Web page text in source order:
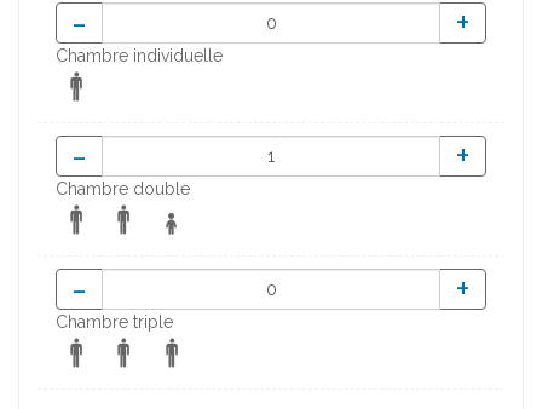
- +
Chambre individuelle
- +
Chambre double
- +
Chambre triple